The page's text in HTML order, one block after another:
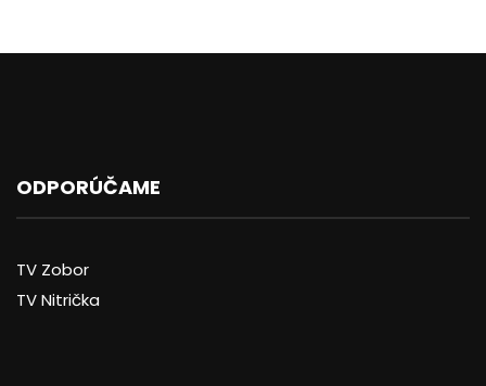
ODPORÚČAME
TV Zobor
TV Nitrička